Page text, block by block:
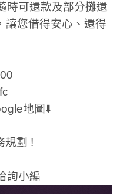
時可還款及部分攤還
讓您借得安心、還得
地圖⬇️
規劃 !
詢小編